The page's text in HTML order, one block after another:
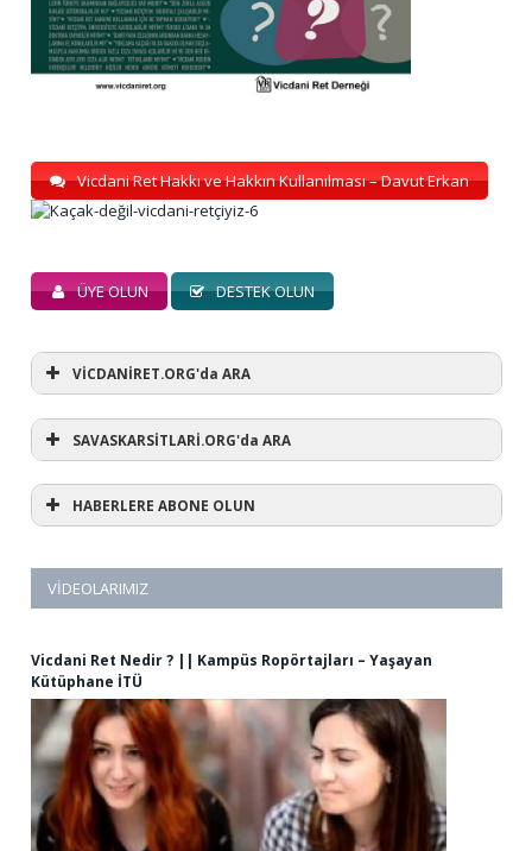
Vicdani Ret Hakkı ve Hakkın Kullanılması – Davut Erkan
ÜYE OLUN DESTEK OLUN
VİCDANİRET.ORG'da ARA
SAVASKARSİTLARİ.ORG'da ARA
HABERLERE ABONE OLUN
VIDEOLARIMIZ
Vicdani Ret Nedir ? || Kampüs Ropörtajları – Yaşayan
Kütüphane İTÜ